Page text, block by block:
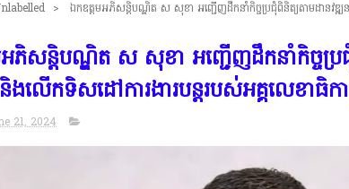
>
ឯកឧត្តមអភិសន្តិបណ្ឌិត ស សុខា អញ្ជើញដឹកនាំកិច្ចប្រជុំពិនិត្យតាមដានវឌ្ឍ
ភិសន្តិបណ្ឌិត ស សុខា អញ្ជើញដឹកនាំកិច្ចប្រ
ងលើកទិសដៅការងារបន្តរបស់អគ្គលេខាធិកា
21, 2024